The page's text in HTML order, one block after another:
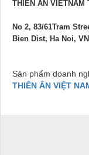
THIEN AN VIETNAM
No 2, 83/61Tram
Bien Dist, Ha Noi, VN
Sản phẩm doanh
THIÊN ÂN VIỆT